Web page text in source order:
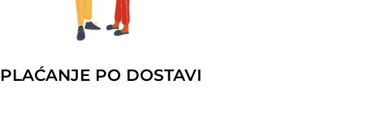
PLAĆANJE PO DOSTAVI